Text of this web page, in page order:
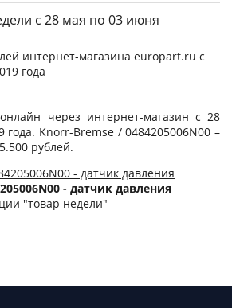
c 28 мая по 03 июня
интернет-магазина europart.ru c
года
через интернет-магазин с 28
Knorr-Bremse / 0484205006N00 –
рублей.
- датчик давления
"товар недели"